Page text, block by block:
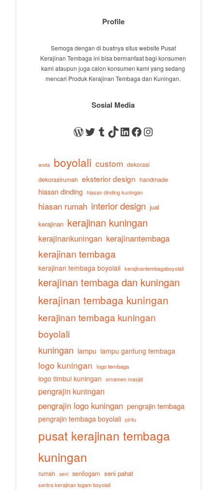
Profile
Semoga dengan di buatnya situs website Pusat
Kerajinan Tembaga ini bisa bermanfaat bagi konsumen
kami ataupun juga calon konsumen kami yang sedang
mencari Produk Kerajinan Tembaga dan Kuningan.
Sosial Media
WordPress
Twitter
Tumblr
TikTok
LinkedIn
Facebook
Instagram
anda boyolali custom dekorasi
dekorasirumah eksterior design handmade
hiasan dinding hiasan dinding kuningan
hiasan rumah interior design jual
kerajinan kerajinan kuningan
kerajinankuningan kerajinantembaga
kerajinan tembaga
kerajinan tembaga boyolali kerajinantembagaboyolali
kerajinan tembaga dan kuningan
kerajinan tembaga kuningan
kerajinan tembaga kuningan
boyolali
kuningan lampu lampu gantung tembaga
logo kuningan logo tembaga
logo timbul kuningan ornamen masjid
pengrajin kuningan
pengrajin logo kuningan pengrajin tembaga
pengrajin tembaga boyolali pintu
pusat kerajinan tembaga
kuningan
rumah seni senilogam seni pahat
sentra kerajinan logam boyolali